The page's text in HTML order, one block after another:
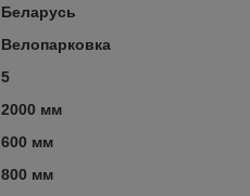
Беларусь
Велопарковка
5
2000 мм
600 мм
800 мм